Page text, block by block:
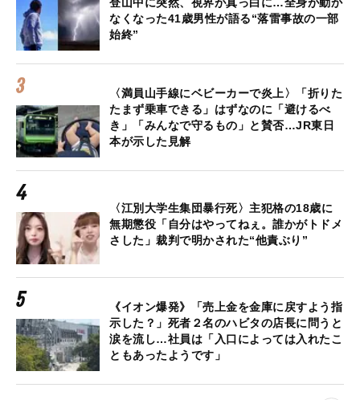
なくなった41歳男性が語る“落雷事故の一部
始終”
〈満員山手線にベビーカーで炎上〉「折りた
たまず乗車できる」はずなのに「避けるべ
き」「みんなで守るもの」と賛否…JR東日
本が示した見解
〈江別大学生集団暴行死〉主犯格の18歳に
無期懲役「自分はやってねぇ。誰かがトドメ
さした」裁判で明かされた“他責ぶり”
《イオン爆発》「売上金を金庫に戻すよう指
示した？」死者２名のハビタの店長に問うと
涙を流し…社員は「入口によっては入れたこ
ともあったようです」